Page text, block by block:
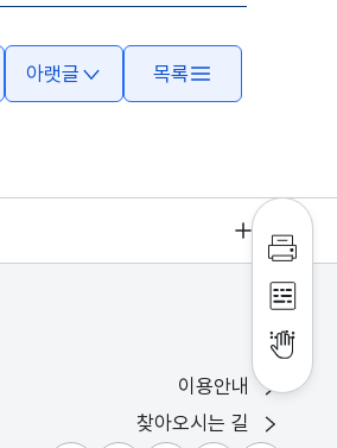
아랫글 목록
인쇄
점자
점자
이용안내
찾아오시는 길